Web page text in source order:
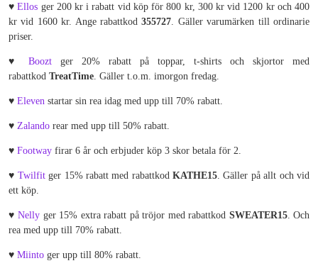
♥Ellos ger 200 kr i rabatt vid köp för 800 kr, 300 kr vid 1200 kr och 400
kr vid 1600 kr. Ange rabattkod355727 . Gäller varumärken till ordinarie
priser.
♥ Boozt ger 20% rabatt på toppar, t-shirts och skjortor med
rabattkod TreatTime . Gäller t.o.m. imorgon fredag.
♥ Eleven startar sin rea idag med upp till 70% rabatt.
♥ Zalando rear med upp till 50% rabatt.
♥ Footway firar 6 år och erbjuder köp 3 skor betala för 2.
♥ Twilfitger 15% rabatt med rabattkodKATHE15 . Gäller på allt och vid
ett köp.
♥ Nelly ger 15% extra rabatt på tröjor med rabattkod SWEATER15. Och
rea med upp till 70% rabatt.
♥ Miinto ger upp till 80% rabatt.